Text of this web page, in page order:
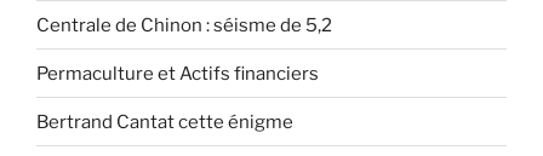
Centrale de Chinon : séisme de 5,2
Permaculture et Actifs financiers
Bertrand Cantat cette énigme